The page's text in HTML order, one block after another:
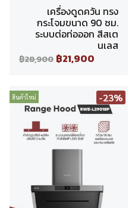
เครื่องดูดควัน ทรง
กระโจมขนาด 90 ซม.
ระบบต่อท่อออก สีสเต
นเลส
฿28,900 ฿21,900
สินค้าใหม่ -23%